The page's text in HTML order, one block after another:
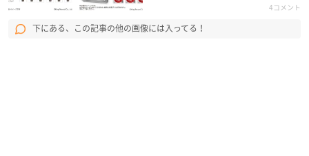
4コメント
下にある、この記事の他の画像には入ってる！